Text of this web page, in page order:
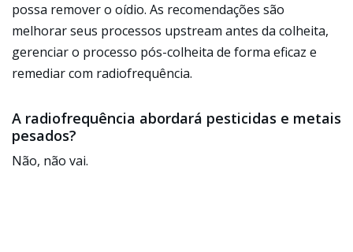
possa remover o oídio. As recomendações são
melhorar seus processos upstream antes da colheita,
gerenciar o processo pós-colheita de forma eficaz e
remediar com radiofrequência.
A radiofrequência abordará pesticidas e metais
pesados?
Não, não vai.